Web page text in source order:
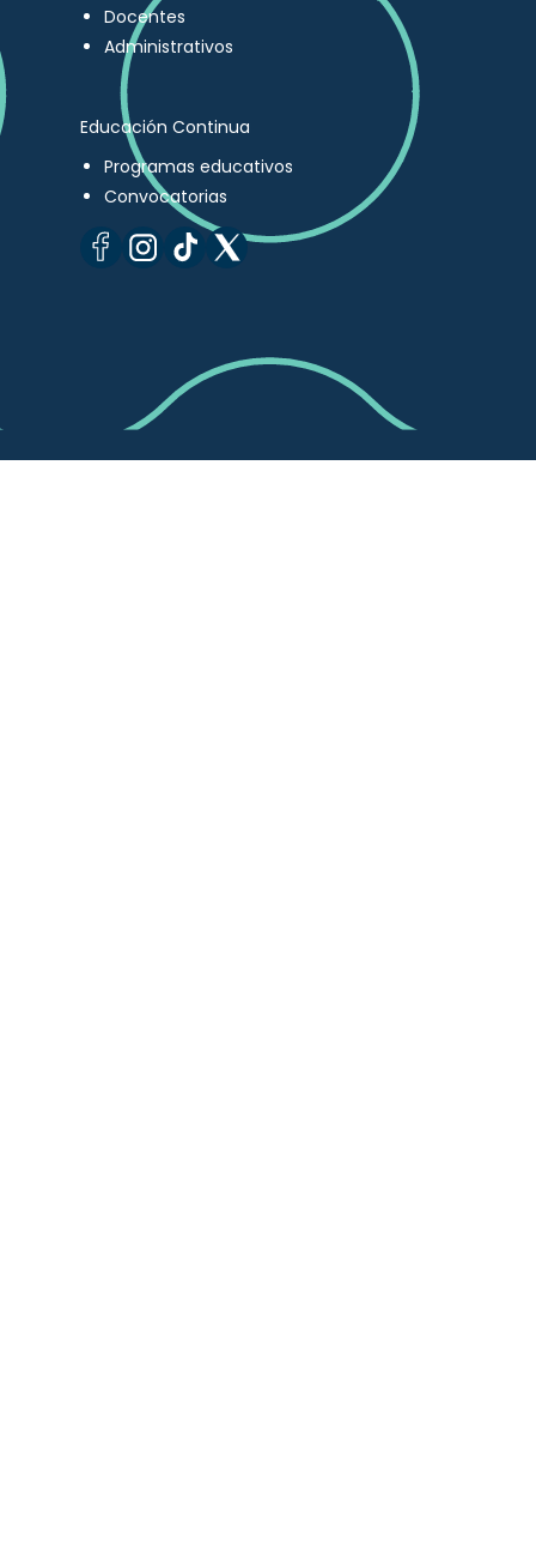
Docentes
Administrativos
Educación Continua
Programas educativos
Convocatorias